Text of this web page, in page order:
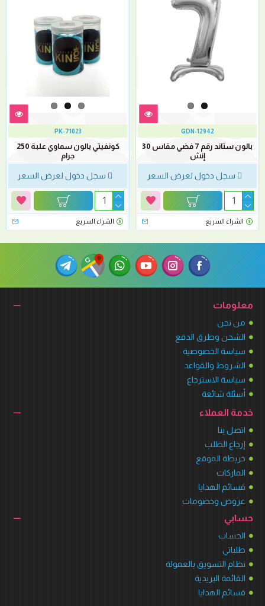
GDN-12942
بالون ستاند رقم 7 فضي مقاس 30
إنش
سجل دخول لعرض السعر
الشراء السريع
PK-71023
كونفيتي بالون سماوي علبة 250
جرام
سجل دخول لعرض السعر
الشراء السريع
معلومات
من نحن
الشحن وطرق الدفع
سياسة الخصوصية
الشروط والقواعد
سياسة الاسترجاع
أسئلة شائعة
خدمة العملاء
اتصل بنا
إرجاع الطلب
خريطة الموقع
الماركات
قسائم الهدايا
عروض وخصومات
حسابي
الحساب
طلباتي
نظام التسويق بالعمولة
القائمة البريدية
قسائم الهدايا